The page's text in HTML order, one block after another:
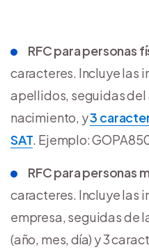
RFC para personas
caracteres. Incluye las
apellidos, seguidas del
nacimiento, y3
SAT . Ejemplo:
RFC para personas
caracteres. Incluye las
empresa, seguidas de
(año, mes, día) y 3